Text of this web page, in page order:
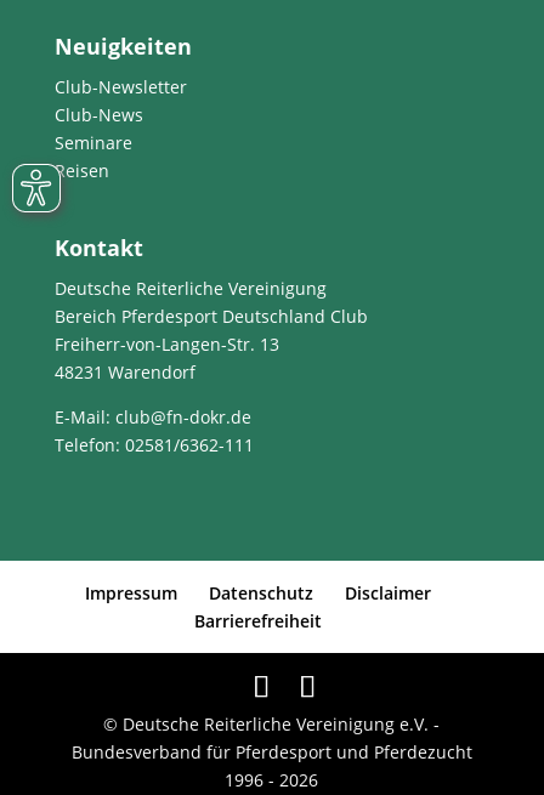
Neuigkeiten
Club-Newsletter
Club-News
Seminare
Reisen
Kontakt
Deutsche Reiterliche Vereinigung
Bereich Pferdesport Deutschland Club
Freiherr-von-Langen-Str. 13
48231 Warendorf
E-Mail: club@fn-dokr.de
Telefon: 02581/6362-111
Impressum Datenschutz
Disclaimer
Barrierefreiheit
© Deutsche Reiterliche Vereinigung e.V. -
Bundesverband für Pferdesport und Pferdezucht
1996 - 2026